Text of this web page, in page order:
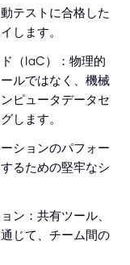
テストに合格した
します。
（IaC）：物理的
ルではなく、機械
ピュータデータセ
します。
ションのパフォー
るための堅牢なシ
ン：共有ツール、
じて、チーム間の